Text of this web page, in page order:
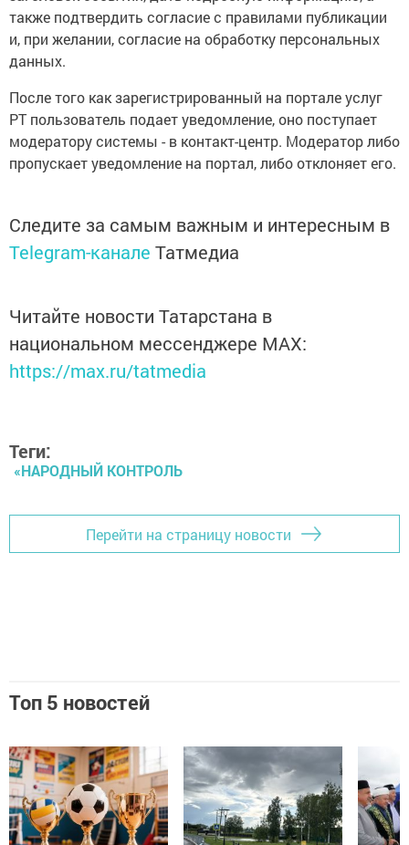
также подтвердить согласие с правилами публикации
и, при желании, согласие на обработку персональных
данных.
После того как зарегистрированный на портале услуг
РТ пользователь подает уведомление, оно поступает
модератору системы - в контакт-центр. Модератор либо
пропускает уведомление на портал, либо отклоняет его.
Следите за самым важным и интересным в
Telegram-канале Татмедиа
Читайте новости Татарстана в
национальном мессенджере MАХ:
https://max.ru/tatmedia
Теги:
«НАРОДНЫЙ КОНТРОЛЬ
Перейти на страницу новости
Топ 5 новостей